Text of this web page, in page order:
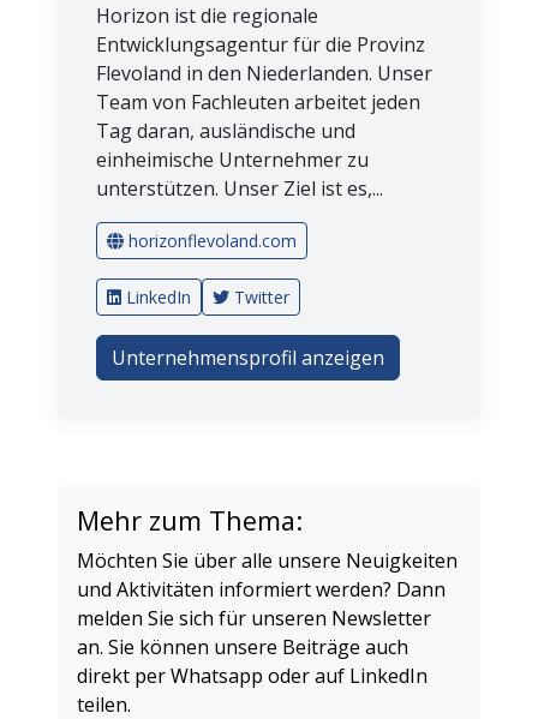
Horizon ist die regionale
Entwicklungsagentur für die Provinz
Flevoland in den Niederlanden. Unser
Team von Fachleuten arbeitet jeden
Tag daran, ausländische und
einheimische Unternehmer zu
unterstützen. Unser Ziel ist es,...
horizonflevoland.com
LinkedIn Twitter
Unternehmensprofil anzeigen
Mehr zum Thema:
Möchten Sie über alle unsere Neuigkeiten
und Aktivitäten informiert werden? Dann
melden Sie sich für unseren Newsletter
an. Sie können unsere Beiträge auch
direkt per Whatsapp oder auf LinkedIn
teilen.